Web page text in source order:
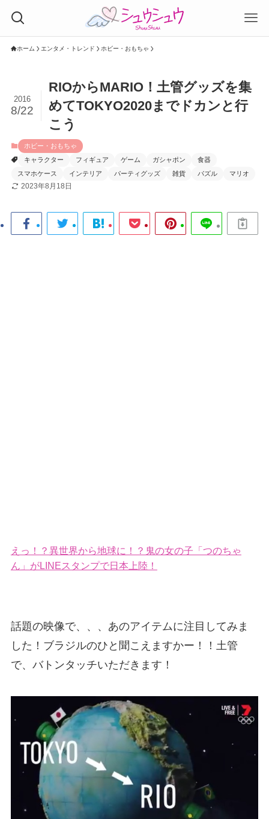
ホーム エンタメ・トレンド ホビー・おもちゃ
RIOからMARIO！土管グッズを集
めてTOKYO2020までドカンと行
こう
2016
8/22
ホビー・おもちゃ
キャラクター
フィギュア ゲーム ガシャポン
食器
スマホケース
インテリア パーティグッズ 雑貨 パズル マリオ
2023年8月18日
えっ！？異世界から地球に！？鬼の女の子「つのちゃ
ん」がLINEスタンプで日本上陸！
話題の映像で、、、あのアイテムに注目してみま
した！ブラジルのひと聞こえますかー！！土管
で、バトンタッチいただきます！